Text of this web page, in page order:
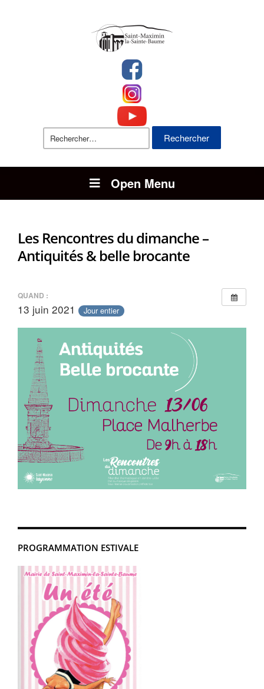
Rechercher :
Open Menu
PROGRAMMATION ESTIVALE
Les Rencontres du dimanche –
Antiquités & belle brocante
QUAND :
13 juin 2021 Jour entier